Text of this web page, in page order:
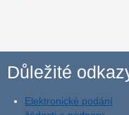
Důležité
Elektronické podání